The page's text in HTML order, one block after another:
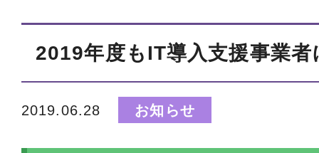
2019年度もIT導入支援事業
2019.06.28 お知らせ